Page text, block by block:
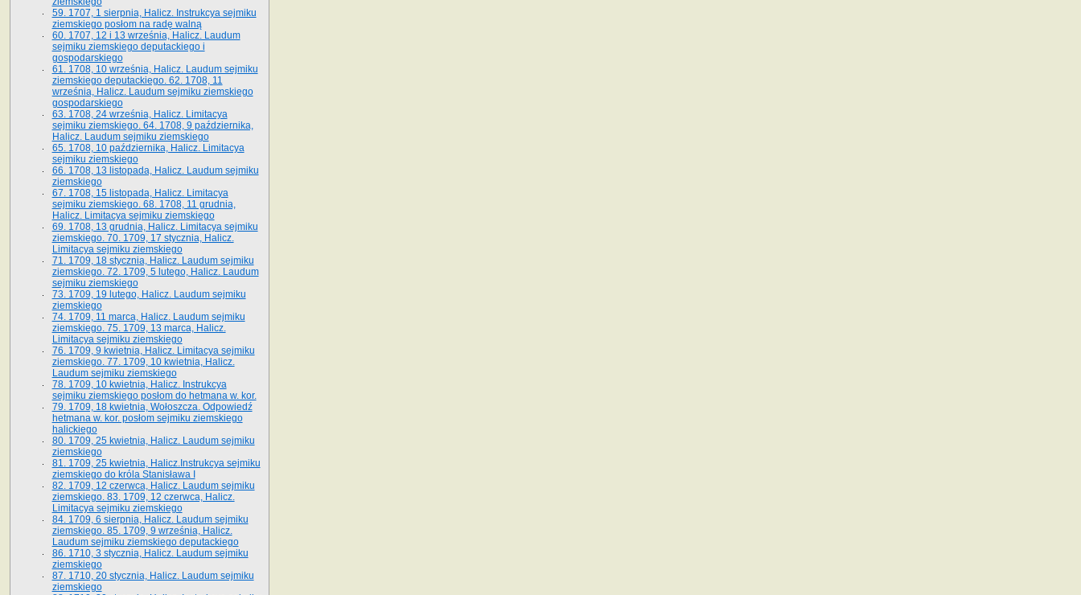
59. 1707, 1 sierpnia, Halicz. Instrukcya sejmiku
ziemskiego posłom na radę walną
60. 1707, 12 i 13 września, Halicz. Laudum
sejmiku ziemskiego deputackiego i
gospodarskiego
61. 1708, 10 września, Halicz. Laudum sejmiku
ziemskiego deputackiego. 62. 1708, 11
września, Halicz. Laudum sejmiku ziemskiego
gospodarskiego
63. 1708, 24 września, Halicz. Limitacya
sejmiku ziemskiego. 64. 1708, 9 października,
Halicz. Laudum sejmiku ziemskiego
65­. 1708, 10 października, Halicz. Limitacya
sejmiku ziemskiego
66. 1708, 13 listopada, Halicz. Laudum sejmiku
ziemskiego
67. 1708, 15 listopada, Halicz. Limitacya
sejmiku ziemskiego. 68. 1708, 11 grudnia,
Halicz. Limitacya sejmiku ziemskiego
69. 1708, 13 grudnia, Halicz. Limitacya sejmiku
ziemskiego. 70. 1709, 17 stycznia, Halicz.
Limitacya sejmiku ziemskiego
71. 1709, 18 stycznia, Halicz. Laudum sejmiku
ziemskiego. 72. 1709, 5 lutego, Halicz. Laudum
sejmiku ziemskiego
73. 1709, 19 lutego, Halicz. Laudum sejmiku
ziemskiego
74. 1709, 11 marca, Halicz. Laudum sejmiku
ziemskiego. 75. 1709, 13 marca, Halicz.
Limitacya sejmiku ziemskiego
76. 1709, 9 kwietnia, Halicz. Limitacya sejmiku
ziemskiego. 77. 1709, 10 kwietnia, Halicz.
Laudum sejmiku ziemskiego
78. 1709, 10 kwietnia, Halicz. Instrukcya
sejmiku ziemskiego posłom do hetmana w. kor.
79. 1709, 18 kwietnia, Wołoszcza. Odpowiedź
hetmana w. kor. posłom sejmiku ziemskiego
halickiego
80. 1709, 25 kwietnia, Halicz. Laudum sejmiku
ziemskiego
81. 1709, 25 kwietnia, Halicz.Instrukcya sejmiku
ziemskiego do króla Stanisława I
82. 1709, 12 czerwca, Halicz. Laudum sejmiku
ziemskiego. 83. 1709, 12 czerwca, Halicz.
Limitacya sejmiku ziemskiego
84. 1709, 6 sierpnia, Halicz. Laudum sejmiku
ziemskiego. 85. 1709, 9 września, Halicz.
Laudum sejmiku ziemskiego deputackiego
86. 1710, 3 stycznia, Halicz. Laudum sejmiku
ziemskiego
87. 1710, 20 stycznia, Halicz. Laudum sejmiku
ziemskiego